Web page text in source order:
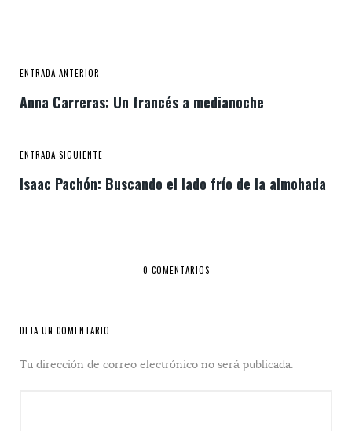
ENTRADA ANTERIOR
Anna Carreras: Un francés a medianoche
ENTRADA SIGUIENTE
Isaac Pachón: Buscando el lado frío de la almohada
0 COMENTARIOS
DEJA UN COMENTARIO
Tu dirección de correo electrónico no será publicada.